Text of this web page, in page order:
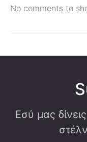
No comments to
Εσύ μας